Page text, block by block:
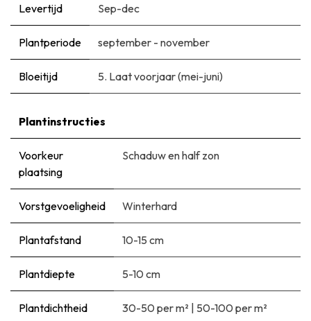
Levertijd Sep-dec
Plantperiode september - november
Bloeitijd 5. Laat voorjaar (mei-juni)
Plantinstructies
Voorkeur
plaatsing
Schaduw en half zon
Vorstgevoeligheid Winterhard
Plantafstand 10-15 cm
Plantdiepte 5-10 cm
Plantdichtheid 30-50 per m² | 50-100 per m²